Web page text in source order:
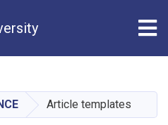
main
content
Article templates